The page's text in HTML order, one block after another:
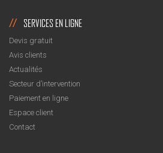
SERVICES EN LIGNE
Devis gratuit
Avis clients
Actualités
Secteur d’intervention
Paiement en ligne
Espace client
Contact